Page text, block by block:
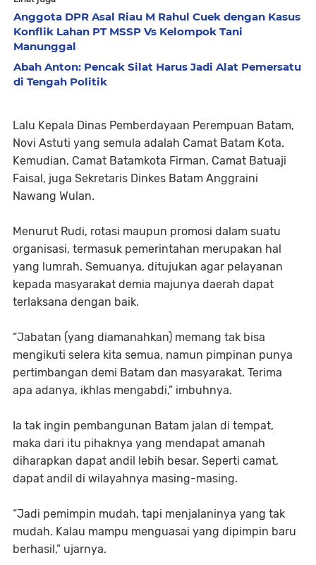
Anggota DPR Asal Riau M Rahul Cuek dengan Kasus
Konflik Lahan PT MSSP Vs Kelompok Tani
Manunggal
Abah Anton: Pencak Silat Harus Jadi Alat Pemersatu
di Tengah Politik
Lalu Kepala Dinas Pemberdayaan Perempuan Batam,
Novi Astuti yang semula adalah Camat Batam Kota.
Kemudian, Camat Batamkota Firman, Camat Batuaji
Faisal, juga Sekretaris Dinkes Batam Anggraini
Nawang Wulan.
Menurut Rudi, rotasi maupun promosi dalam suatu
organisasi, termasuk pemerintahan merupakan hal
yang lumrah. Semuanya, ditujukan agar pelayanan
kepada masyarakat demia majunya daerah dapat
terlaksana dengan baik.
“Jabatan (yang diamanahkan) memang tak bisa
mengikuti selera kita semua, namun pimpinan punya
pertimbangan demi Batam dan masyarakat. Terima
apa adanya, ikhlas mengabdi,” imbuhnya.
Ia tak ingin pembangunan Batam jalan di tempat,
maka dari itu pihaknya yang mendapat amanah
diharapkan dapat andil lebih besar. Seperti camat,
dapat andil di wilayahnya masing-masing.
“Jadi pemimpin mudah, tapi menjalaninya yang tak
mudah. Kalau mampu menguasai yang dipimpin baru
berhasil,” ujarnya.